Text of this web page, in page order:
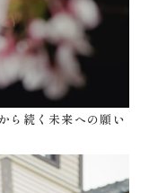
ら続く未来への願い